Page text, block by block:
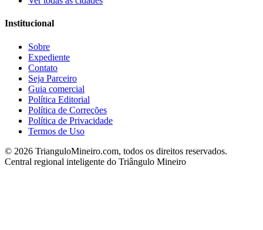
Institucional
Sobre
Expediente
Contato
Seja Parceiro
Guia comercial
Política Editorial
Política de Correções
Política de Privacidade
Termos de Uso
© 2026 TrianguloMineiro.com, todos os direitos reservados.
Central regional inteligente do Triângulo Mineiro